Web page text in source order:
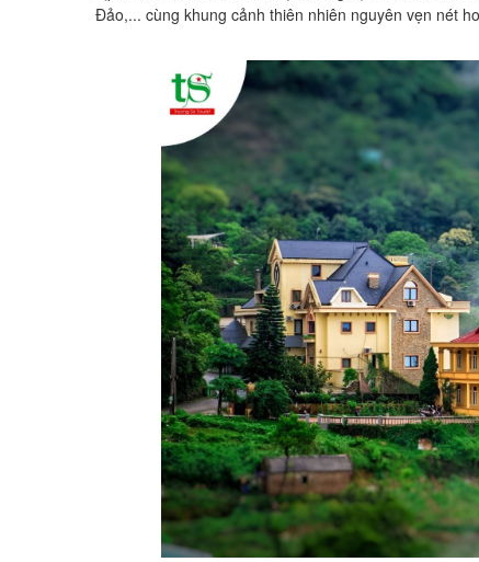
Đảo,... cùng khung cảnh thiên nhiên nguyên vẹn nét